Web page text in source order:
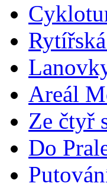
Areál
Ze čtyř
Do